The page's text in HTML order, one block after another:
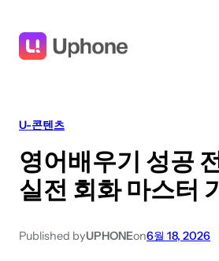
U-콘텐츠
영어배우기 성공
실전 회화 마스터
Published byUPHONEon6월 18, 2026